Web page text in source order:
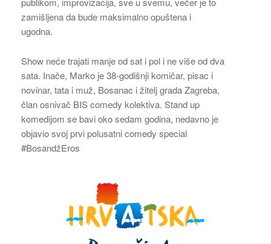
zamišljena da bude maksimalno opuštena i
ugodna.
Show neće trajati manje od sat i pol i ne više od dva
sata. Inače, Marko je 38-godišnji komičar, pisac i
novinar, tata i muž, Bosanac i žitelj grada Zagreba,
član osnivač BIS comedy kolektiva. Stand up
komedijom se bavi oko sedam godina, nedavno je
objavio svoj prvi polusatni comedy special
#BosandžEros